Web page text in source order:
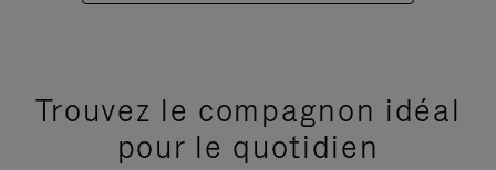
Trouvez le compagnon idéal
pour le quotidien